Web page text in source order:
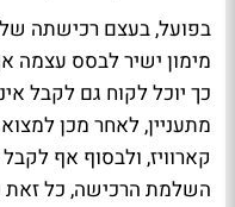
בפועל, בעצם רכישתה של
מימון ישיר לבסס עצמה
כך יוכל לקוח גם לקבל
מתעניין, לאחר מכן
קארוויז, ולבסוף אף
השלמת הרכישה, כל זאת